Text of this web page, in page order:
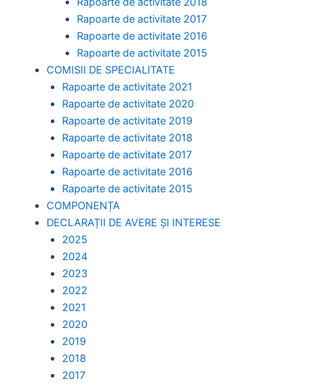
Rapoarte de activitate 2017
Rapoarte de activitate 2016
Rapoarte de activitate 2015
COMISII DE SPECIALITATE
Rapoarte de activitate 2021
Rapoarte de activitate 2020
Rapoarte de activitate 2019
Rapoarte de activitate 2018
Rapoarte de activitate 2017
Rapoarte de activitate 2016
Rapoarte de activitate 2015
COMPONENȚA
DECLARAȚII DE AVERE ȘI INTERESE
2025
2024
2023
2022
2021
2020
2019
2018
2017